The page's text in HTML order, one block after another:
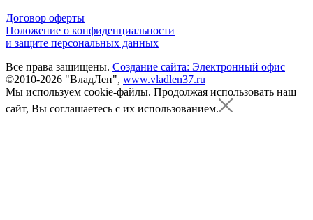
Договор оферты
Положение о конфиденциальности
и защите персональных данных
Все права защищены. Создание сайта: Электронный офис
©2010-2026 "ВладЛен", www.vladlen37.ru
Мы используем cookie-файлы. Продолжая использовать наш
сайт, Вы соглашаетесь с их использованием.